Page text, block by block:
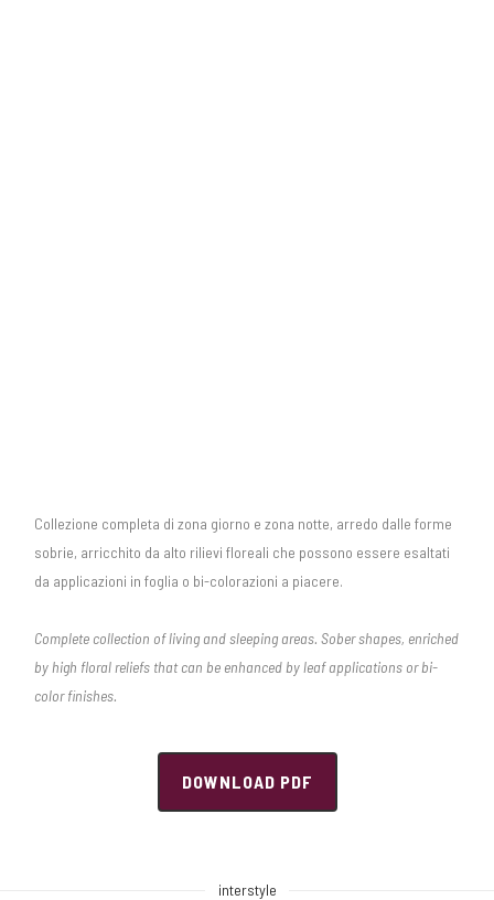
Collezione completa di zona giorno e zona notte, arredo dalle forme
sobrie, arricchito da alto rilievi floreali che possono essere esaltati
da applicazioni in foglia o bi-colorazioni a piacere.
Complete collection of living and sleeping areas. Sober shapes, enriched
by high floral reliefs that can be enhanced by leaf applications or bi-
color finishes.
DOWNLOAD PDF
interstyle